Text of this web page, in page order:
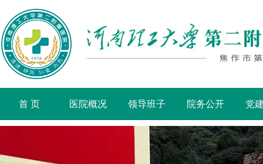
首 页 医院概况 领导班子 院务公开 党